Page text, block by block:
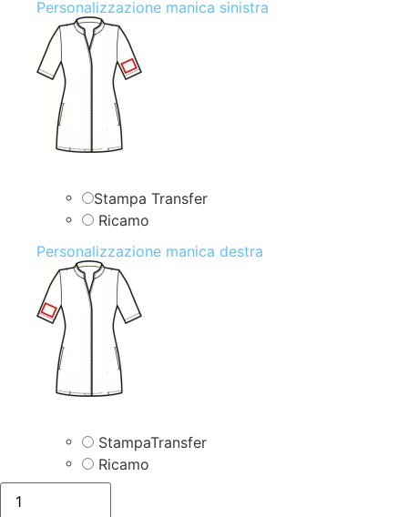
Personalizzazione manica sinistra
Stampa Transfer
Ricamo
Personalizzazione manica destra
StampaTransfer
Ricamo
isacco-
008460-